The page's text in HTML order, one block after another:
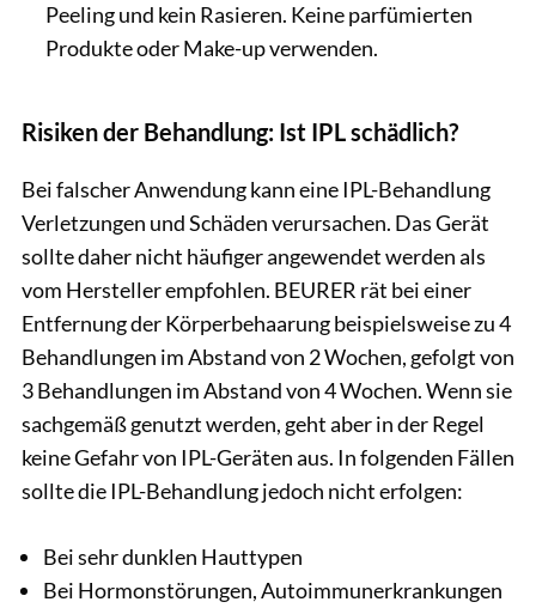
Peeling und kein Rasieren. Keine parfümierten
Produkte oder Make-up verwenden.
Risiken der Behandlung: Ist IPL schädlich?
Bei falscher Anwendung kann eine IPL-Behandlung
Verletzungen und Schäden verursachen. Das Gerät
sollte daher nicht häufiger angewendet werden als
vom Hersteller empfohlen. BEURER rät bei einer
Entfernung der Körperbehaarung beispielsweise zu 4
Behandlungen im Abstand von 2 Wochen, gefolgt von
3 Behandlungen im Abstand von 4 Wochen. Wenn sie
sachgemäß genutzt werden, geht aber in der Regel
keine Gefahr von IPL-Geräten aus. In folgenden Fällen
sollte die IPL-Behandlung jedoch nicht erfolgen:
Bei sehr dunklen Hauttypen
Bei Hormonstörungen, Autoimmunerkrankungen